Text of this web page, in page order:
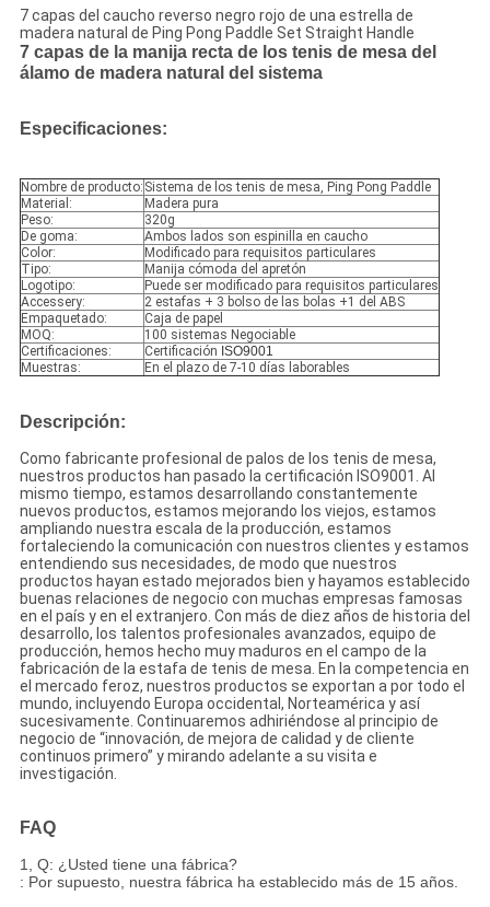
7 capas del caucho reverso negro rojo de una estrella de
madera natural de Ping Pong Paddle Set Straight Handle
7 capas de la manija recta de los tenis de mesa del
álamo de madera natural del sistema
Especificaciones:
Nombre de producto: Sistema de los tenis de mesa, Ping Pong Paddle
Material:
Madera pura
Peso:
320g
De goma:
Ambos lados son espinilla en caucho
Color:
Modificado para requisitos particulares
Tipo:
Manija cómoda del apretón
Logotipo:
Puede ser modificado para requisitos particulares
Accessery:
2 estafas + 3 bolso de las bolas +1 del ABS
Empaquetado:
Caja de papel
MOQ:
100 sistemas Negociable
Certificaciones:
Certificación ISO9001
Muestras:
En el plazo de 7-10 días laborables
Descripción:
Como fabricante profesional de palos de los tenis de mesa,
nuestros productos han pasado la certificación ISO9001. Al
mismo tiempo, estamos desarrollando constantemente
nuevos productos, estamos mejorando los viejos, estamos
ampliando nuestra escala de la producción, estamos
fortaleciendo la comunicación con nuestros clientes y estamos
entendiendo sus necesidades, de modo que nuestros
productos hayan estado mejorados bien y hayamos establecido
buenas relaciones de negocio con muchas empresas famosas
en el país y en el extranjero. Con más de diez años de historia del
desarrollo, los talentos profesionales avanzados, equipo de
producción, hemos hecho muy maduros en el campo de la
fabricación de la estafa de tenis de mesa. En la competencia en
el mercado feroz, nuestros productos se exportan a por todo el
mundo, incluyendo Europa occidental, Norteamérica y así
sucesivamente. Continuaremos adhiriéndose al principio de
negocio de “innovación, de mejora de calidad y de cliente
continuos primero” y mirando adelante a su visita e
investigación.
FAQ
1, Q: ¿Usted tiene una fábrica?
: Por supuesto, nuestra fábrica ha establecido más de 15 años.